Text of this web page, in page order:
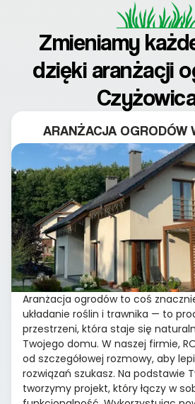
Zmieniamy
dzięki aranżacji
ARANŻACJA OGRODÓW
Aranżacja ogrodów to coś
układanie roślin i trawnika — to
przestrzeni, która staje się
Twojego domu. W naszej firmie,
od szczegółowej rozmowy, aby
rozwiązań szukasz. Na podstawie
tworzymy projekt, który łączy w